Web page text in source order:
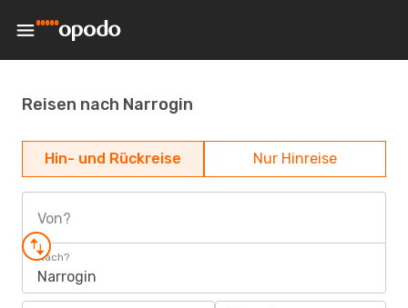
Reisen nach Narrogin
Hin- und Rückreise Nur Hinreise
Von?
Nach?
Narrogin